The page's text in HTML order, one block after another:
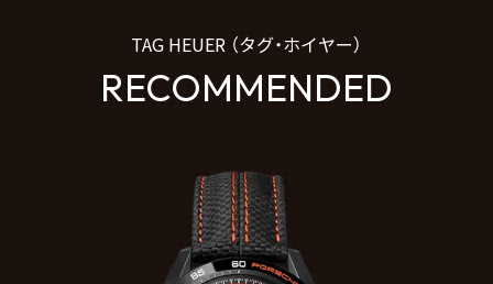
TAG HEUER （タグ・ホイヤー）
RECOMMENDED